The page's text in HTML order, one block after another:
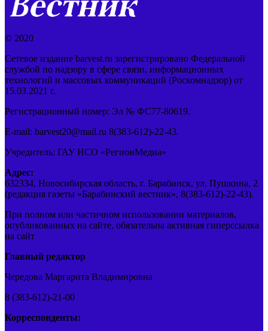
© 2020
Сетевое издание barvest.ru зарегистрировано Федеральной
службой по надзору в сфере связи, информационных
технологий и массовых коммуникаций (Роскомнадзор) от
15.03.2021 г.
Регистрационный номер: Эл № ФС77-80619.
E-mail: barvest20@mail.ru 8(383-612)-22-43.
Учредитель: ГАУ НСО «РегионМедиа»
Адрес:
632334, Новосибирская область, г. Барабинск, ул. Пушкина, 2
(редакция газеты «Барабинский вестник», 8(383-612)-22-43).
При полном или частичном использовании материалов,
опубликованных на сайте, обязательна активная гиперссылка
на сайт
Главный редактор
Чередова Маргарита Владимировна
8 (383-612)-21-00
Корреспонденты: